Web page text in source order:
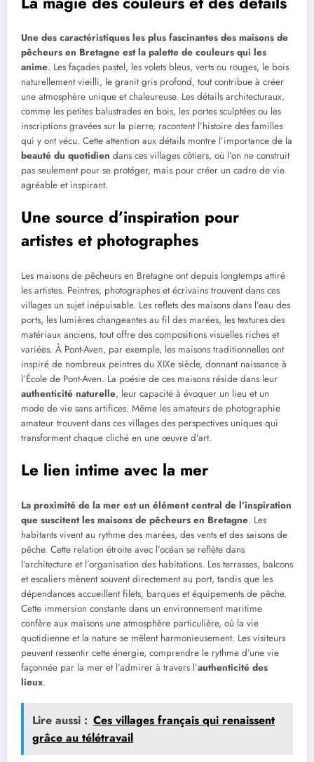
Une des caractéristiques les plus fascinantes des maisons de
pêcheurs en Bretagne est la palette de couleurs qui les
anime. Les façades pastel, les volets bleus, verts ou rouges, le bois
naturellement vieilli, le granit gris profond, tout contribue à créer
une atmosphère unique et chaleureuse. Les détails architecturaux,
comme les petites balustrades en bois, les portes sculptées ou les
inscriptions gravées sur la pierre, racontent l’histoire des familles
qui y ont vécu. Cette attention aux détails montre l’importance de la
beauté du quotidien dans ces villages côtiers, où l’on ne construit
pas seulement pour se protéger, mais pour créer un cadre de vie
agréable et inspirant.
Une source d’inspiration pour
artistes et photographes
Les maisons de pêcheurs en Bretagne ont depuis longtemps attiré
les artistes. Peintres, photographes et écrivains trouvent dans ces
villages un sujet inépuisable. Les reflets des maisons dans l’eau des
ports, les lumières changeantes au fil des marées, les textures des
matériaux anciens, tout offre des compositions visuelles riches et
variées. À Pont-Aven, par exemple, les maisons traditionnelles ont
inspiré de nombreux peintres du XIXe siècle, donnant naissance à
l’École de Pont-Aven. La poésie de ces maisons réside dans leur
authenticité naturelle, leur capacité à évoquer un lieu et un
mode de vie sans artifices. Même les amateurs de photographie
amateur trouvent dans ces villages des perspectives uniques qui
transforment chaque cliché en une œuvre d’art.
Le lien intime avec la mer
La proximité de la mer est un élément central de l’inspiration
que suscitent les maisons de pêcheurs en Bretagne. Les
habitants vivent au rythme des marées, des vents et des saisons de
pêche. Cette relation étroite avec l’océan se reflète dans
l’architecture et l’organisation des habitations. Les terrasses, balcons
et escaliers mènent souvent directement au port, tandis que les
dépendances accueillent filets, barques et équipements de pêche.
Cette immersion constante dans un environnement maritime
confère aux maisons une atmosphère particulière, où la vie
quotidienne et la nature se mêlent harmonieusement. Les visiteurs
peuvent ressentir cette énergie, comprendre le rythme d’une vie
façonnée par la mer et l’admirer à travers l’authenticité des
lieux.
Lire aussi : Ces villages français qui renaissent
grâce au télétravail